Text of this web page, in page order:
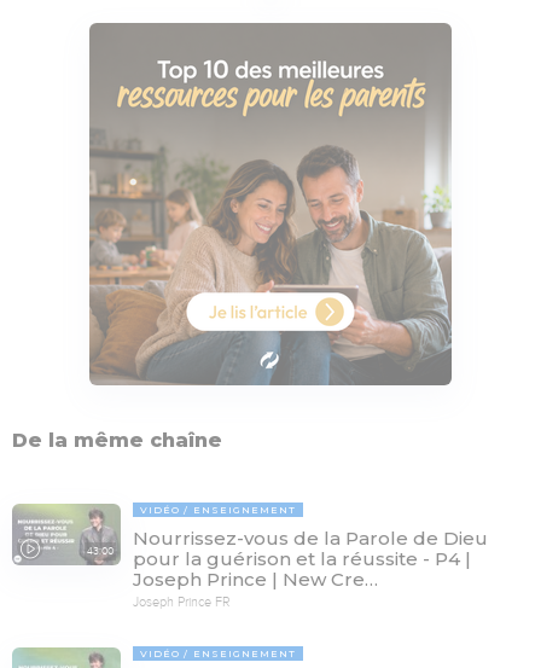
De la même chaîne
43:00
VIDÉO ENSEIGNEMENT
Nourrissez-vous de la Parole de Dieu
pour la guérison et la réussite - P4 |
Joseph Prince | New Cre…
Joseph Prince FR
VIDÉO ENSEIGNEMENT